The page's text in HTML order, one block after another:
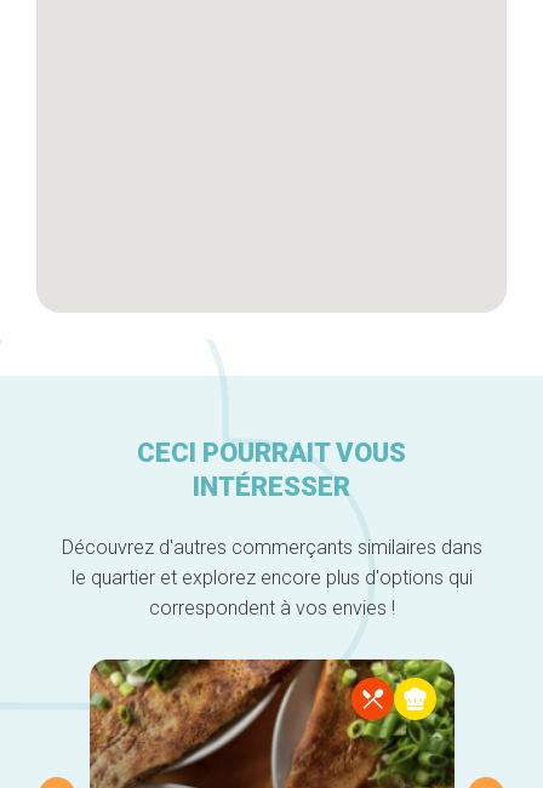
CECI POURRAIT VOUS
INTÉRESSER
Découvrez d'autres commerçants similaires dans
le quartier et explorez encore plus d'options qui
correspondent à vos envies !